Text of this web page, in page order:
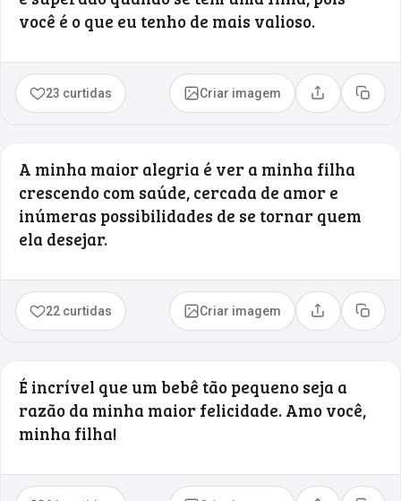
você é o que eu tenho de mais valioso.
23 curtidas Criar imagem Compartilhar
Copiar
A minha maior alegria é ver a minha filha
crescendo com saúde, cercada de amor e
inúmeras possibilidades de se tornar quem
ela desejar.
22 curtidas Criar imagem Compartilhar
Copiar
É incrível que um bebê tão pequeno seja a
razão da minha maior felicidade. Amo você,
minha filha!